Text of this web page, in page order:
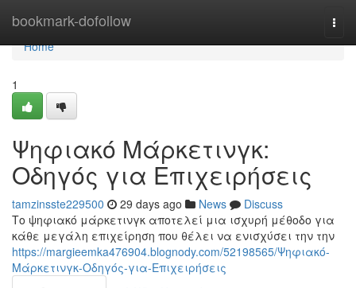
bookmark-dofollow
Home
Home
1
Ψηφιακό Μάρκετινγκ:
Οδηγός για Επιχειρήσεις
tamzinsste229500 29 days ago News
Discuss
Το ψηφιακό μάρκετινγκ αποτελεί μια ισχυρή μέθοδο για
κάθε μεγάλη επιχείρηση που θέλει να ενισχύσει την την
https://margieemka476904.blognody.com/52198565/Ψηφιακό-
Μάρκετινγκ-Οδηγός-για-Επιχειρήσεις